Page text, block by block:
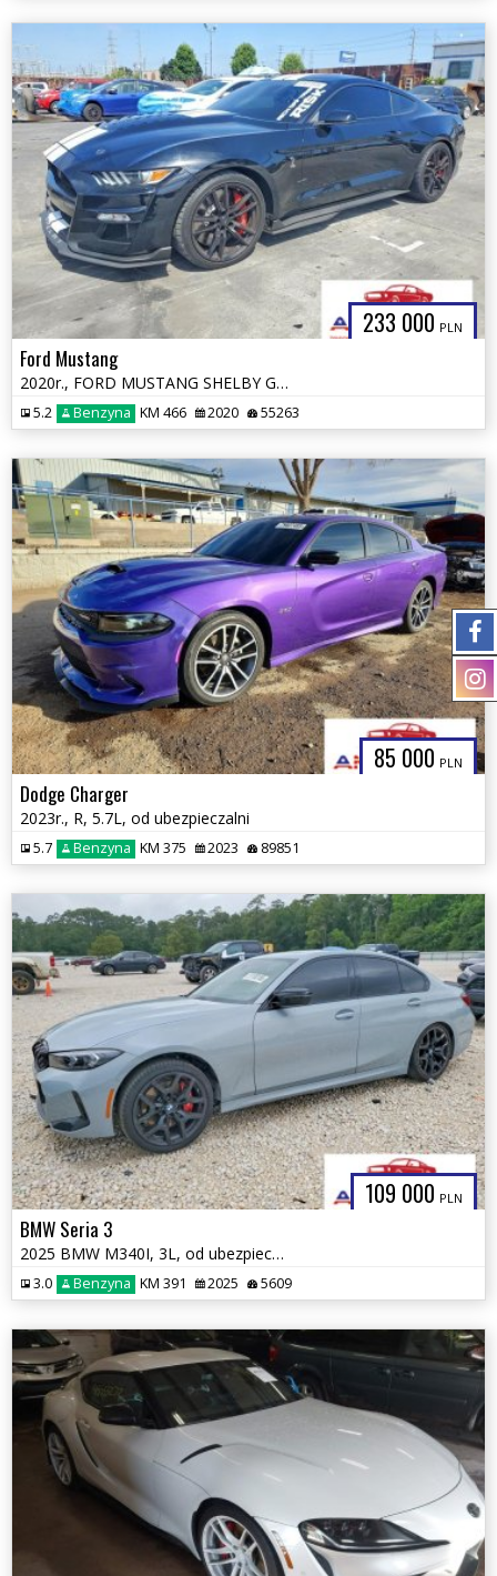
233 000 PLN
Ford Mustang
2020r., FORD MUSTANG SHELBY GT500, 5.2L, od ubezpieczalni
5.2 Benzyna KM 466 2020 55263
85 000 PLN
Dodge Charger
2023r., R, 5.7L, od ubezpieczalni
5.7 Benzyna KM 375 2023 89851
109 000 PLN
BMW Seria 3
2025 BMW M340I, 3L, od ubezpieczalni
3.0 Benzyna KM 391 2025 5609